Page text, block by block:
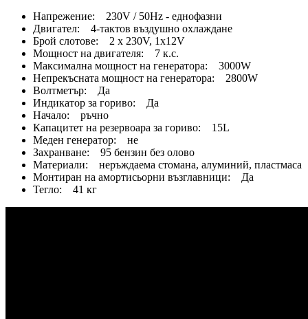
Напрежение: 230V / 50Hz - еднофазни
Двигател: 4-тактов въздушно охлаждане
Брой слотове: 2 x 230V, 1x12V
Мощност на двигателя: 7 к.с.
Максимална мощност на генератора: 3000W
Непрекъсната мощност на генератора: 2800W
Волтметър: Да
Индикатор за гориво: Да
Начало: ръчно
Капацитет на резервоара за гориво: 15L
Меден генератор: не
Захранване: 95 бензин без олово
Материали: неръждаема стомана, алуминий, пластмаса
Монтиран на амортисьорни възглавници: Да
Тегло: 41 кг